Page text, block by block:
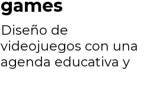
games
Diseño de
videojuegos con una
agenda educativa y